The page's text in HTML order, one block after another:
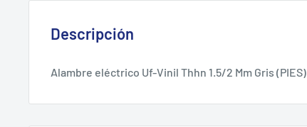
Descripción
Alambre eléctrico Uf-Vinil Thhn 1.5/2 Mm Gris (PIES)